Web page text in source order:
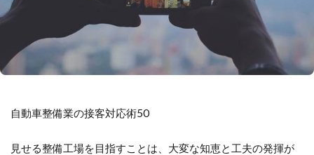
自動車整備業の接客対応術50
見せる整備工場を目指すことは、大変な知恵と工夫の発揮が